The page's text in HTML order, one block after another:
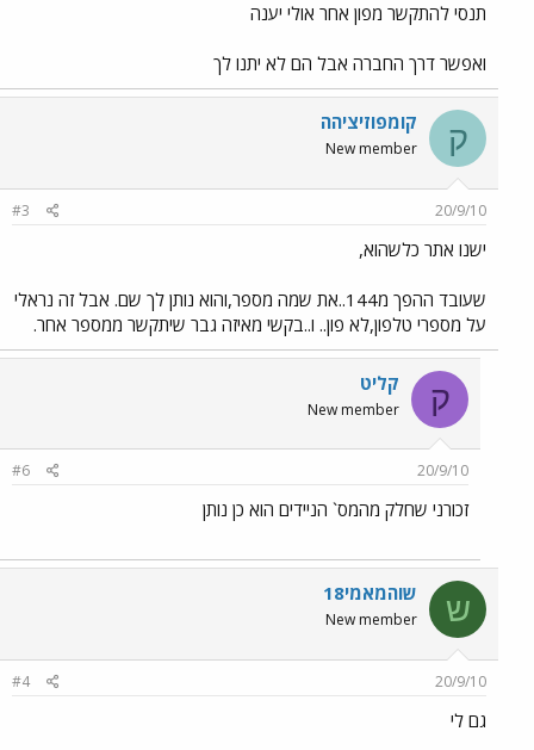
תנסי להתקשר מפון אחר אולי יענה
ואפשר דרך החברה אבל הם לא יתנו לך
ק קומפוזיציהה
New member
20/9/10
#3
ישנו אתר כלשהוא,
שעובד ההפך מ144..את שמה מספר,והוא נותן לך שם. אבל זה נראלי
על מספרי טלפון,לא פון.. ו..בקשי מאיזה גבר שיתקשר ממספר אחר.
ק קליט
New member
20/9/10
#6
זכורני שחלק מהמס` הניידים הוא כן נותן
ש שוהמאמי18
New member
20/9/10
#4
גם לי